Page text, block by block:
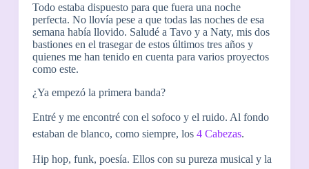
Todo estaba dispuesto para que fuera una noche
perfecta. No llovía pese a que todas las noches de esa
semana había llovido. Saludé a Tavo y a Naty, mis dos
bastiones en el trasegar de estos últimos tres años y
quienes me han tenido en cuenta para varios proyectos
como este.
¿Ya empezó la primera banda?
Entré y me encontré con el sofoco y el ruido. Al fondo
estaban de blanco, como siempre, los 4 Cabezas.
Hip hop, funk, poesía. Ellos con su pureza musical y la